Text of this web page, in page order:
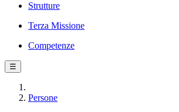
Strutture
Terza Missione
Competenze
☰
Persone